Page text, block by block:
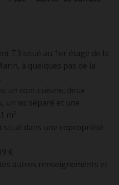
T3 situé au 1er étage de la
à quelques pas de la
un coin-cuisine, deux
un wc séparé et une
m².
dans une copropriété
€
autres renseignements et